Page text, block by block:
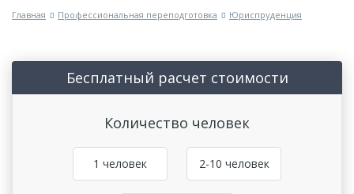
Главная Профессиональная переподготовка Юриспруденция
Бесплатный расчет стоимости
Количество человек
1 человек 2-10 человек